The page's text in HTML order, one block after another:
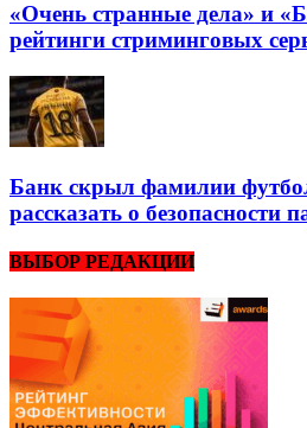
«Очень странные дела» и
рейтинги стриминговых
Банк скрыл фамилии
рассказать о безопасности
ВЫБОР РЕДАКЦИИ